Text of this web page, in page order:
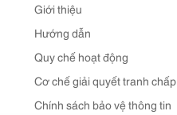
Giới thiệu
Hướng dẫn
Quy chế hoạt động
Cơ chế giải quyết tranh chấp
Chính sách bảo vệ thông tin